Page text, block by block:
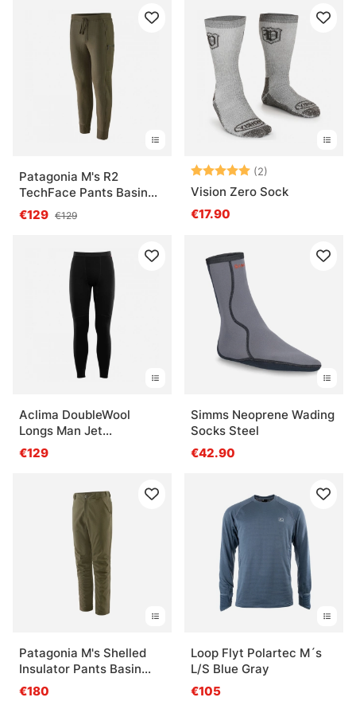
Patagonia M's R2
TechFace Pants Basin
Green
€129 €129
Note: (2)
Vision Zero Sock
€17.90
Aclima DoubleWool
Longs Man Jet
Black/Marengo
€129
Simms Neoprene Wading
Socks Steel
€42.90
Patagonia M's Shelled
Insulator Pants Basin
Green
€180
Loop Flyt Polartec M´s
L/S Blue Gray
€105